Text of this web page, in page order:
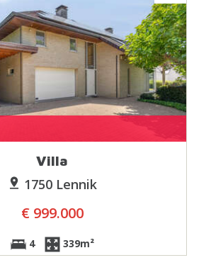
Villa
1750 Lennik
€ 999.000
4 339m²